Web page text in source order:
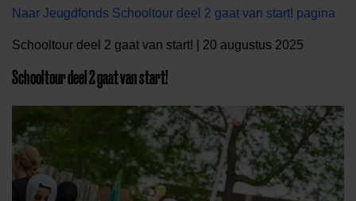
Naar Jeugdfonds Schooltour deel 2 gaat van start! pagina
Schooltour deel 2 gaat van start! | 20 augustus 2025
Schooltour deel 2 gaat van start!